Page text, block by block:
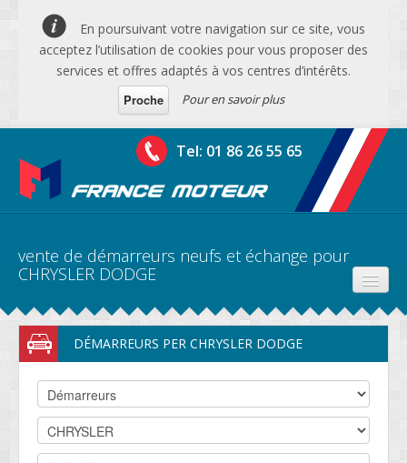
En poursuivant votre navigation sur ce site, vous
acceptez l’utilisation de cookies pour vous proposer des
services et offres adaptés à vos centres d’intérêts.
Proche
Pour en savoir plus
Tel: 01 86 26 55 65
vente de démarreurs neufs et échange pour
CHRYSLER DODGE
PRODUITS
DEVIS BV
CONTACT
DÉMARREURS PER CHRYSLER DODGE